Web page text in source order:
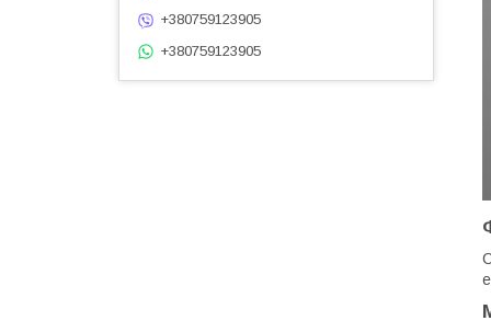
+380759123905
+380759123905